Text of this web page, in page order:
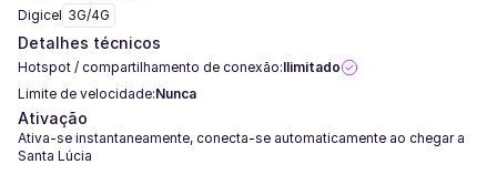
Digicel 3G/4G
Detalhes técnicos
Hotspot / compartilhamento de conexão:Ilimitado
Limite de velocidade:Nunca
Ativação
Ativa-se instantaneamente, conecta-se automaticamente ao chegar a
Santa Lúcia